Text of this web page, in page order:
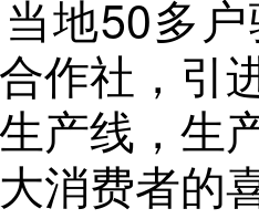
地50多
作社，引
产线，生
消费者的